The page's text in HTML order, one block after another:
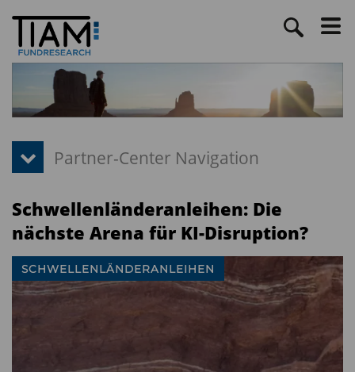
Schwellenländeranleihen: Die
nächste Arena für KI-Disruption?
SCHWELLENLÄNDERANLEIHEN